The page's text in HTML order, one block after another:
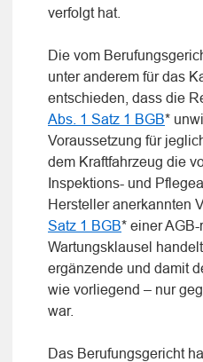
verfolgt hat.
Die vom
unter anderem für das
entschieden, dass die
Abs. 1 Satz 1 BGB*
Voraussetzung für
dem Kraftfahrzeug die
Inspektions- und
Hersteller anerkannten
Satz 1 BGB* einer
Wartungsklausel
ergänzende und damit
wie vorliegend – nur
war.
Das Berufungsgericht